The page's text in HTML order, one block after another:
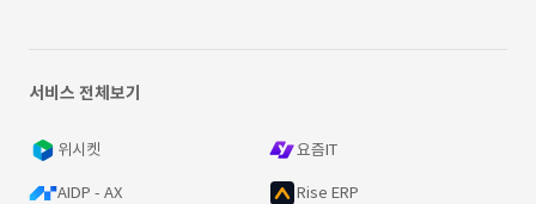
서비스 전체보기
위시켓 요즘IT
AIDP - AX Rise ERP